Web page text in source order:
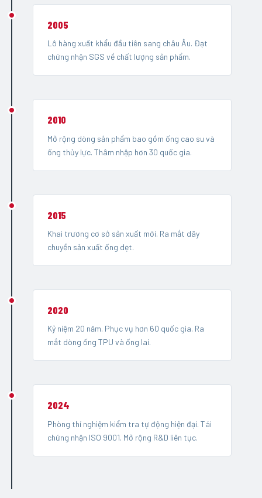
2005
Lô hàng xuất khẩu đầu tiên sang châu Âu. Đạt
chứng nhận SGS về chất lượng sản phẩm.
2010
Mở rộng dòng sản phẩm bao gồm ống cao su và
ống thủy lực. Thâm nhập hơn 30 quốc gia.
2015
Khai trương cơ sở sản xuất mới. Ra mắt dây
chuyền sản xuất ống dẹt.
2020
Kỷ niệm 20 năm. Phục vụ hơn 60 quốc gia. Ra
mắt dòng ống TPU và ống lai.
2024
Phòng thí nghiệm kiểm tra tự động hiện đại. Tái
chứng nhận ISO 9001. Mở rộng R&D liên tục.